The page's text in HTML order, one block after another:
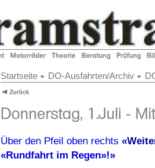
Startseite DO-Ausfahrten/Archiv
Über den Pfeil oben rechts «
«Rundfahrt im Regen»!»